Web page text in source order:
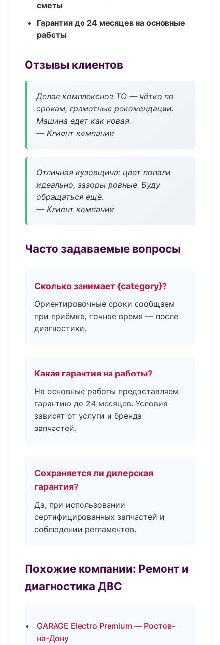
сметы
Гарантия до 24 месяцев на основные
работы
Отзывы клиентов
Делал комплексное ТО — чётко по
срокам, грамотные рекомендации.
Машина едет как новая.
— Клиент компании
Отличная кузовщина: цвет попали
идеально, зазоры ровные. Буду
обращаться ещё.
— Клиент компании
Часто задаваемые вопросы
Сколько занимает {category}?
Ориентировочные сроки сообщаем
при приёмке, точное время — после
диагностики.
Какая гарантия на работы?
На основные работы предоставляем
гарантию до 24 месяцев. Условия
зависят от услуги и бренда
запчастей.
Сохраняется ли дилерская
гарантия?
Да, при использовании
сертифицированных запчастей и
соблюдении регламентов.
Похожие компании: Ремонт и
диагностика ДВС
GARAGE Electro Premium — Ростов-
на-Дону